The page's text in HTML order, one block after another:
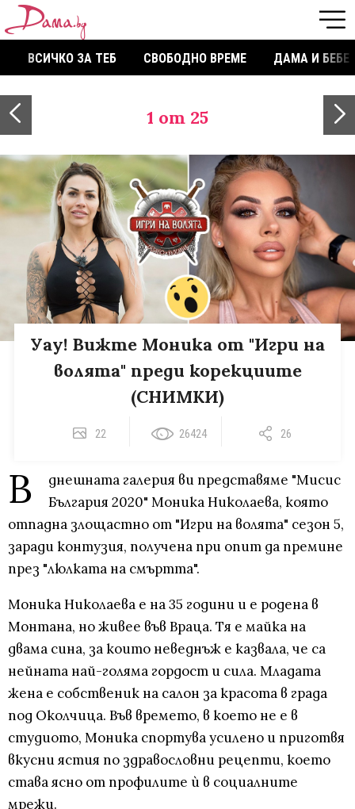
ВСИЧКО ЗА ТЕБ СВОБОДНО ВРЕМЕ ДАМА И БЕБЕ
1 от 25
Уау! Вижте Моника от "Игри на
волята" преди корекциите
(СНИМКИ)
22 26424 26
В
днешната галерия ви представяме "Мисис
България 2020" Моника Николаева, която
отпадна злощастно от "Игри на волята" сезон 5,
заради контузия, получена при опит да премине
през "люлката на смъртта".
Моника Николаева е на 35 години и е родена в
Монтана, но живее във Враца. Тя е майка на
двама сина, за които неведнъж е казвала, че са
нейната най-голяма гордост и сила. Младата
жена е собственик на салон за красота в града
под Околчица. Във времето, в което не е в
студиото, Моника спортува усилено и приготвя
вкусни ястия по здравословни рецепти, което
става ясно от профилите ѝ в социалните
мрежи.